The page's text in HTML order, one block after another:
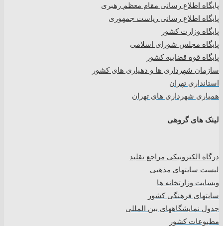
پایگاه اطلاع رسانی مقام معظم رهبری
پایگاه اطلاع رسانی ریاست جمهوری
پایگاه وزارت کشور
پایگاه مجلس شورای اسلامی
پایگاه قوه قضاییه کشور
سازمان شهرداری ها و دهیاری های کشور
استانداری تهران
همیاری شهرداری های تهران
لینک های گروهی
درگاه الکترونیکی مراجع تقلید
لیست سایتهای مذهبی
وبسایت وزارتخانه ها
سایتهای فرهنگی کشور
جدول نمایشگاههای بین المللی
مطبوعات کشور